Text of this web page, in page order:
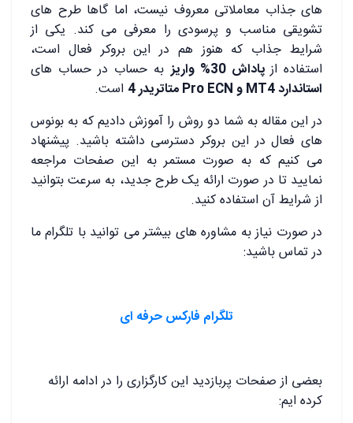
های جذاب معاملاتی معروف نیست، اما گاها طرح های
تشویقی مناسب و پرسودی را معرفی می کند. یکی از
شرایط جذاب که هنوز هم در این بروکر فعال است،
استفاده ازپاداش 30% واریز
به حساب در حساب های
استاندارد MT4 و Pro ECN متاتریدر 4
است.
در این مقاله به شما دو روش را آموزش دادیم که به بونوس
های فعال در این بروکر دسترسی داشته باشید. پیشنهاد
می کنیم که به صورت مستمر به این صفحات مراجعه
نمایید تا در صورت ارائه یک طرح جدید، به سرعت بتوانید
از شرایط آن استفاده کنید.
در صورت نیاز به مشاوره های بیشتر می توانید با تلگرام ما
در تماس باشید:
تلگرام فارکس حرفه ای
بعضی از صفحات پربازدید این کارگزاری را در ادامه ارائه
کرده ایم: